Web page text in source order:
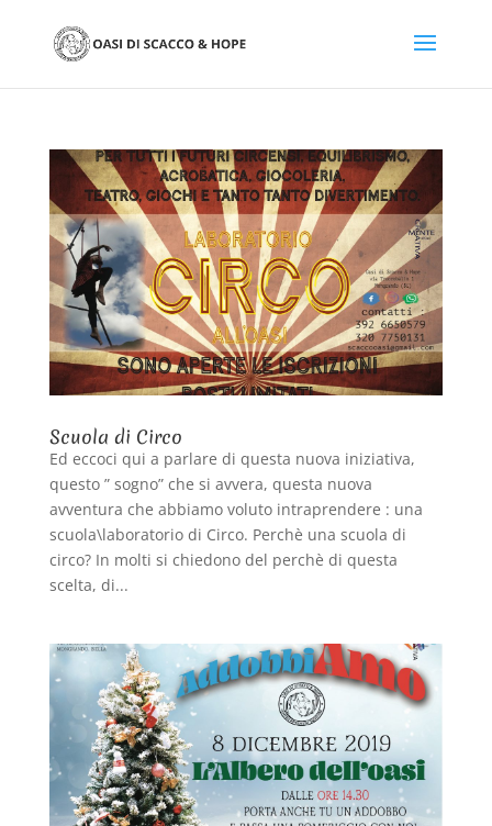
Scuola di Circo
Ed eccoci qui a parlare di questa nuova iniziativa,
questo ” sogno” che si avvera, questa nuova
avventura che abbiamo voluto intraprendere : una
scuola\laboratorio di Circo. Perchè una scuola di
circo? In molti si chiedono del perchè di questa
scelta, di...